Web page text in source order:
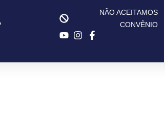
NÃO ACEITAMOS
CONVÊNIO